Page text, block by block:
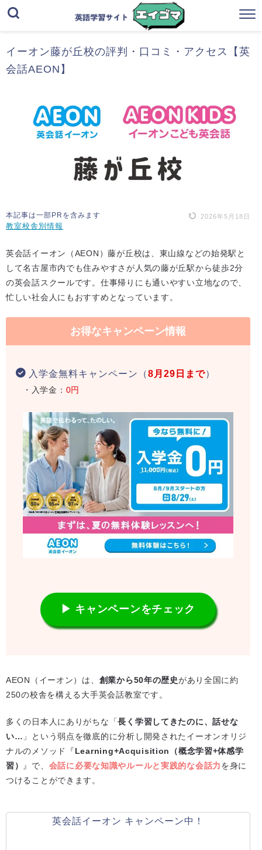
イーオン藤が丘校の評判・口コミ・アクセス【英
会話AEON】
本記事は一部PRを含みます 2026年5月18日
教室校舎別情報
英会話イーオン（AEON）藤が丘校は、東山線などの始発駅と
して名古屋市内でも住みやすさが人気の藤が丘駅から徒歩2分
の英会話スクールです。仕事帰りにも通いやすい立地なので、
忙しい社会人にもおすすめとなっています。
お得なキャンペーン情報
入学金無料キャンペーン（8月29日まで）
・入学金： 0円
▶ キャンペーンをチェック
AEON（イーオン）は、 創業から50年の歴史があり全国に約
250の校舎を構える大手英会話教室です。
多くの日本人にありがちな「長く学習してきたのに、話せな
い… 」という弱点を徹底的に分析し開発されたイーオンオリジ
ナルのメソッド『Learning+Acquisition（概念学習+体感学
習）
』で、 会話に必要な知識やルールと実践的な会話力を身に
つけることができます。
英会話イーオン キャンペーン中！